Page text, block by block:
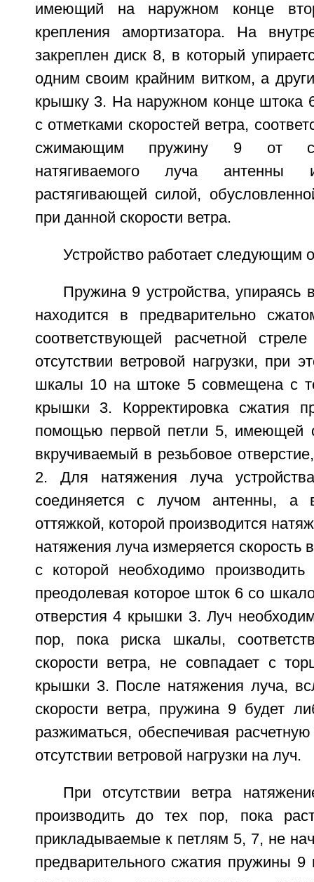
имеющий на наружном конце
крепления амортизатора. На
закреплен диск 8, в который
одним своим крайним витком, а
крышку 3. На наружном конце штока
с отметками скоростей ветра,
сжимающим пружину 9 от
натягиваемого луча антенны
растягивающей силой,
при данной скорости ветра.
Устройство работает следующим
Пружина 9 устройства,
находится в предварительно
соответствующей расчетной
отсутствии ветровой нагрузки, при
шкалы 10 на штоке 5 совмещена с
крышки 3. Корректировка сжатия
помощью первой петли 5, имеющей
вкручиваемый в резьбовое
2. Для натяжения луча
соединяется с лучом антенны, а
оттяжкой, которой производится
натяжения луча измеряется скорость
с которой необходимо
преодолевая которое шток 6 со
отверстия 4 крышки 3. Луч
пор, пока риска шкалы,
скорости ветра, не совпадает с
крышки 3. После натяжения луча,
скорости ветра, пружина 9 будет
разжиматься, обеспечивая
отсутствии ветровой нагрузки на луч.
При отсутствии ветра
производить до тех пор, пока
прикладываемые к петлям 5, 7, не
предварительного сжатия пружины